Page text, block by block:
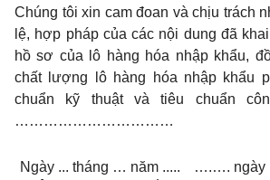
Chúng tôi xin cam đoan và chịu trách
lệ, hợp pháp của các nội dung đã
hồ sơ của lô hàng hóa nhập khẩu,
chất lượng lô hàng hóa nhập khẩu
chuẩn kỹ thuật và tiêu chuẩn
……………………………
Ngày ... tháng … năm .....
….…. ngày